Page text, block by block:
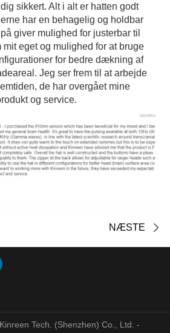
sikkert. Alt i alt er hatten godt
har en behagelig og holdbar
giver mulighed for justerbar til
eget og mulighed for at bruge
for bedre dækning af
Jeg ser frem til at arbejde
de har overgået mine
og service.
NÆSTE
Tech. (Shenzhen) Co., Ltd. -